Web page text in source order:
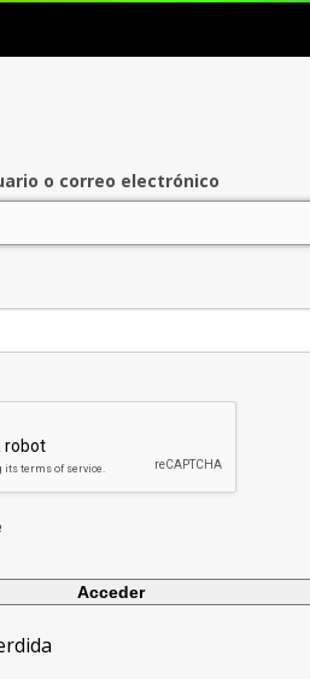
o correo electrónico